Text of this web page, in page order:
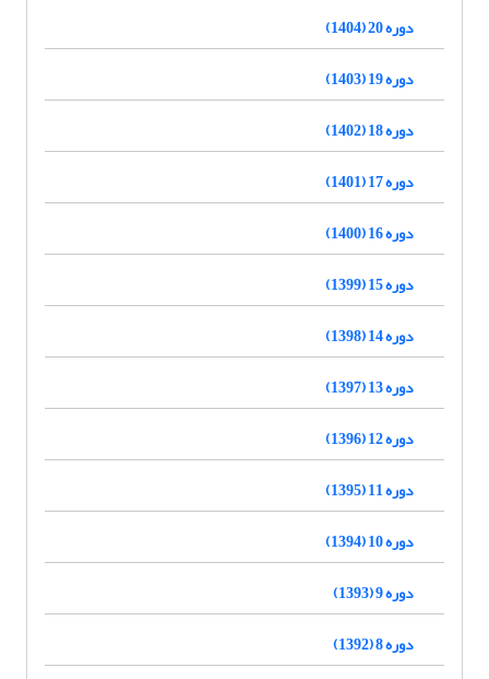
دوره 20 (1404)
دوره 19 (1403)
دوره 18 (1402)
دوره 17 (1401)
دوره 16 (1400)
دوره 15 (1399)
دوره 14 (1398)
دوره 13 (1397)
دوره 12 (1396)
دوره 11 (1395)
دوره 10 (1394)
دوره 9 (1393)
دوره 8 (1392)